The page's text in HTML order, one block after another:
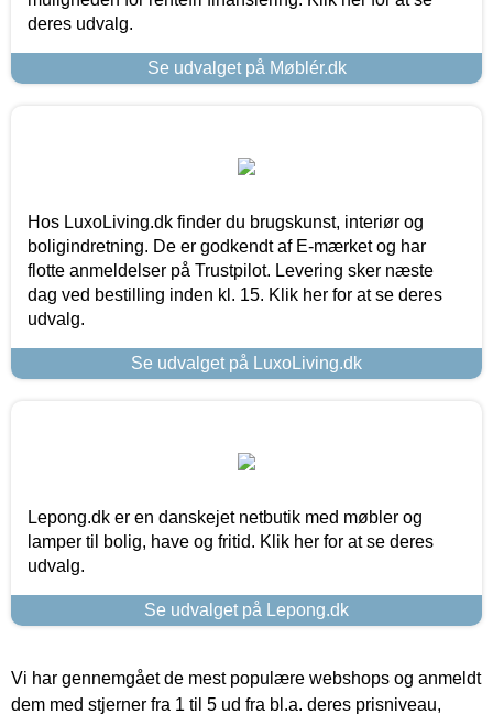
deres udvalg.
Se udvalget på Møblér.dk
Hos LuxoLiving.dk finder du brugskunst, interiør og
boligindretning. De er godkendt af E-mærket og har
flotte anmeldelser på Trustpilot. Levering sker næste
dag ved bestilling inden kl. 15. Klik her for at se deres
udvalg.
Se udvalget på LuxoLiving.dk
Lepong.dk er en danskejet netbutik med møbler og
lamper til bolig, have og fritid. Klik her for at se deres
udvalg.
Se udvalget på Lepong.dk
Vi har gennemgået de mest populære webshops og anmeldt
dem med stjerner fra 1 til 5 ud fra bl.a. deres prisniveau,